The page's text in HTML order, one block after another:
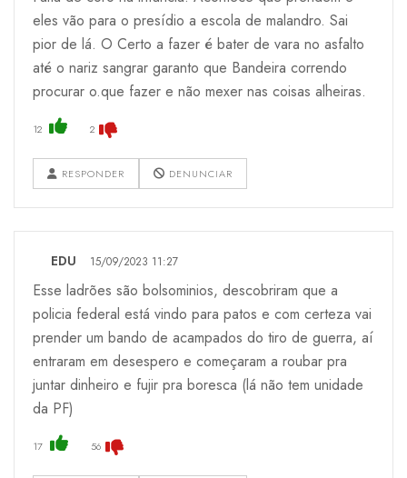
eles vão para o presídio a escola de malandro. Sai
pior de lá. O Certo a fazer é bater de vara no asfalto
até o nariz sangrar garanto que Bandeira correndo
procurar o.que fazer e não mexer nas coisas alheiras.
12 2
RESPONDER DENUNCIAR
EDU 15/09/2023 11:27
Esse ladrões são bolsominios, descobriram que a
policia federal está vindo para patos e com certeza vai
prender um bando de acampados do tiro de guerra, aí
entraram em desespero e começaram a roubar pra
juntar dinheiro e fujir pra boresca (lá não tem unidade
da PF)
17 56